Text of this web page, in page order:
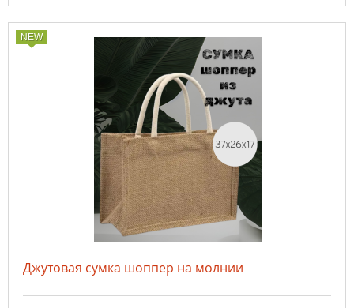
NEW
Джутовая сумка шоппер на молнии